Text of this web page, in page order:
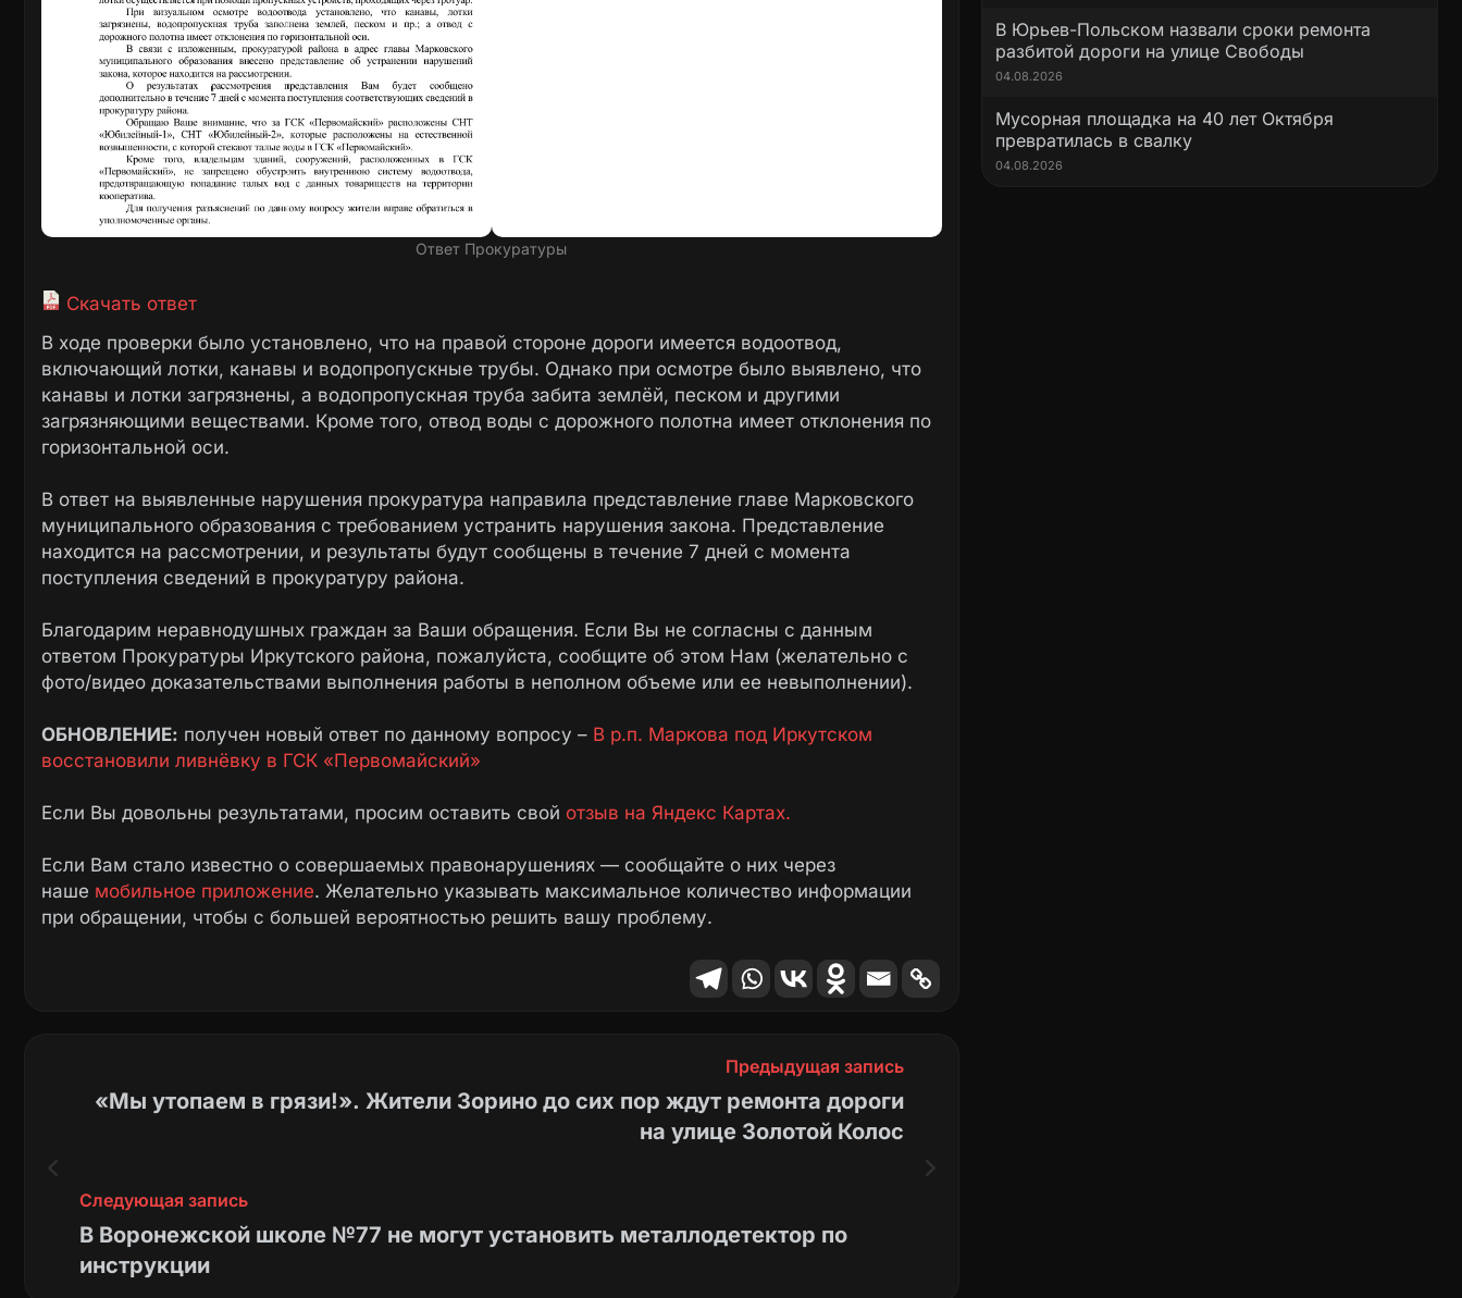
Ответ Прокуратуры
Скачать ответ
В ходе проверки было установлено, что на правой стороне дороги имеется водоотвод,
включающий лотки, канавы и водопропускные трубы. Однако при осмотре было выявлено, что
канавы и лотки загрязнены, а водопропускная труба забита землёй, песком и другими
загрязняющими веществами. Кроме того, отвод воды с дорожного полотна имеет отклонения по
горизонтальной оси.
В ответ на выявленные нарушения прокуратура направила представление главе Марковского
муниципального образования с требованием устранить нарушения закона. Представление
находится на рассмотрении, и результаты будут сообщены в течение 7 дней с момента
поступления сведений в прокуратуру района.
Благодарим неравнодушных граждан за Ваши обращения. Если Вы не согласны с данным
ответом Прокуратуры Иркутского района, пожалуйста, сообщите об этом Нам (желательно с
фото/видео доказательствами выполнения работы в неполном объеме или ее невыполнении).
ОБНОВЛЕНИЕ: получен новый ответ по данному вопросу – В р.п. Маркова под Иркутском
восстановили ливнёвку в ГСК «Первомайский»
Если Вы довольны результатами, просим оставить свой отзыв на Яндекс Картах.
Если Вам стало известно о совершаемых правонарушениях — сообщайте о них через
наше мобильное приложение. Желательно указывать максимальное количество информации
при обращении, чтобы с большей вероятностью решить вашу проблему.
Предыдущая запись
«Мы утопаем в грязи!». Жители Зорино до сих пор ждут ремонта дороги
на улице Золотой Колос
Следующая запись
В Воронежской школе №77 не могут установить металлодетектор по
инструкции
В Юрьев-Польском назвали сроки ремонта
разбитой дороги на улице Свободы
04.08.2026
Мусорная площадка на 40 лет Октября
превратилась в свалку
04.08.2026